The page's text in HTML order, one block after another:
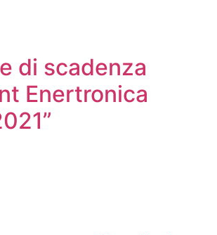
di scadenza
Enertronica